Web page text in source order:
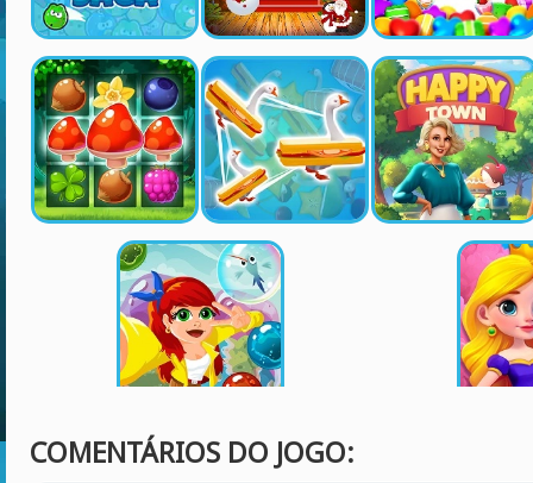
COMENTÁRIOS DO JOGO: